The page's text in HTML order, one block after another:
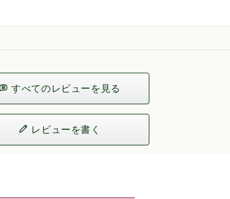
すべてのレビューを見る
レビューを書く